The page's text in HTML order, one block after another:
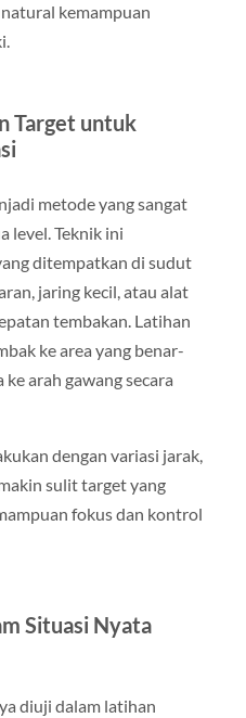
kemampuan
Target untuk
metode yang sangat
level. Teknik ini
ditempatkan di sudut
jaring kecil, atau alat
tembakan. Latihan
ke area yang benar-
arah gawang secara
dengan variasi jarak,
sulit target yang
fokus dan kontrol
Situasi Nyata
diuji dalam latihan